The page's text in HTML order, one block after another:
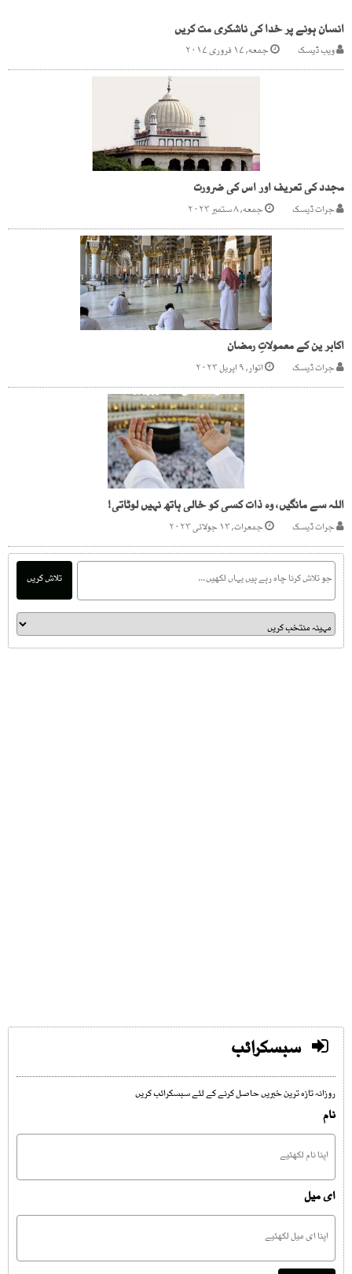
انسان ہونے پر خدا کی ناشکری مت کریں
ویب ڈیسک جمعه, ۱۷ فروری ۲۰۱۷
مجدد کی تعریف اور اس کی ضرورت
جرات ڈیسک جمعه, ۸ ستمبر ۲۰۲۳
اکابر ین کے معمولاتِ رمضان
جرات ڈیسک اتوار, ۹ اپریل ۲۰۲۳
اللہ سے مانگیں، وہ ذات کسی کو خالی ہاتھ نہیں لوٹاتی!
جرات ڈیسک جمعرات, ۱۳ جولائی ۲۰۲۳
تلاش کریں
سبسکرائب
روزانہ تازہ ترین خبریں حاصل کرنے کے لئے سبسکرائب کریں
نام
ای میل